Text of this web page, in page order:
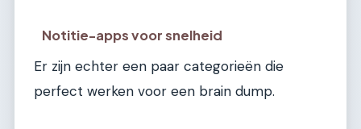
Notitie-apps voor snelheid
Er zijn echter een paar categorieën die
perfect werken voor een brain dump.